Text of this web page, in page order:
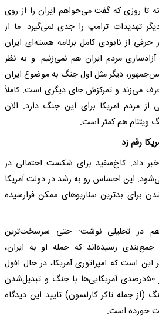
تا روزی که گفت می‌خواهم ایران را از روی
تهدیدات ترامپ را جدی نمی‌گیرد. ما از
از نابودی کامل برنامه هسته‌ای ایران
مردم ایران هم نمی‌زنیم. و به نظر
دیگر مثل اول جنگ به موضوع ایران
حرف می‌زند و تمرکزش جای دیگری است. کاملاً
مردم آمریکا برای این جنگ دارد. الان
ویتنام هم کمتر است.
رقم زد
خبر داد: کاخ‌سفید برای شکست احتمالی در
این احساس رو به رشد در دولت آمریکا
برای بدترین سناریوهای ممکن فرارسیده
هم در تحلیلی نوشت: حتی سرسخت‌ترین
رسیده‌اند که حمله او به ایران،
است که امپراتوری آمریکا، در حال افول
شدید است. مخالفت بیش از ۵۰درصدی آمریکایی‌ها با جنگ و تبدیل‌شدن
(از جمله تاکر کارلسون) تایید این دیدگاه
خورده است.